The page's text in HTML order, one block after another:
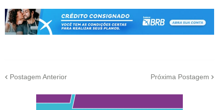
Postagem Anterior Próxima Postagem